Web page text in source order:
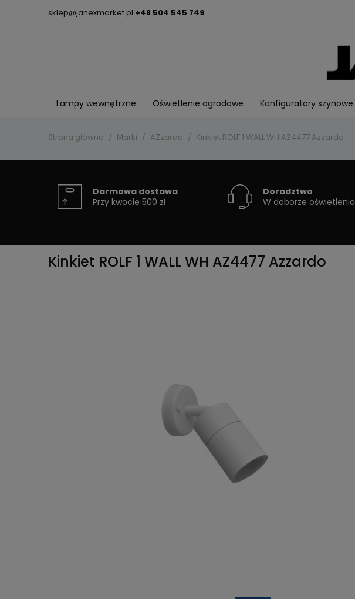
sklep@janexmarket.pl +48 504 545 749
Lampy wewnętrzne Oświetlenie ogrodowe Konfiguratory szynowe
Strona główna Marki AZzardo Kinkiet ROLF 1 WALL WH AZ4477 Azzardo
Darmowa dostawa
Przy kwocie 500 zł
Doradztwo
W doborze oświetlenia
Kinkiet ROLF 1 WALL WH AZ4477 Azzardo